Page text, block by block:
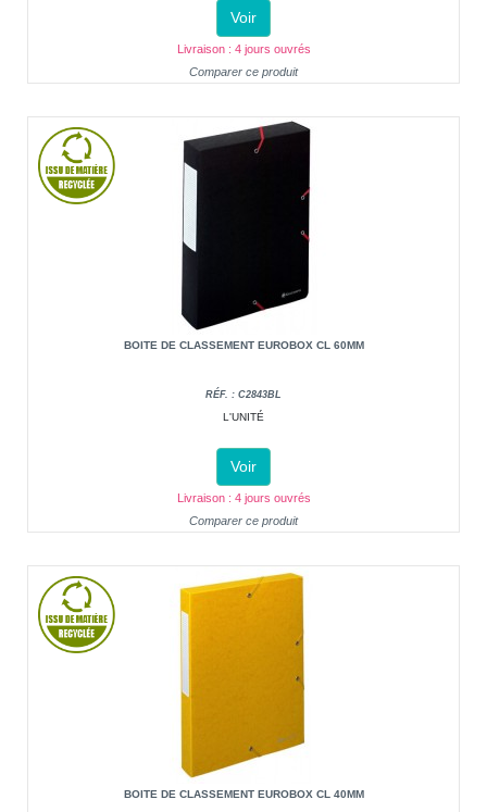
Voir
Livraison : 4 jours ouvrés
Comparer ce produit
BOITE DE CLASSEMENT EUROBOX CL 60MM
RÉF. : C2843BL
L'UNITÉ
Voir
Livraison : 4 jours ouvrés
Comparer ce produit
BOITE DE CLASSEMENT EUROBOX CL 40MM